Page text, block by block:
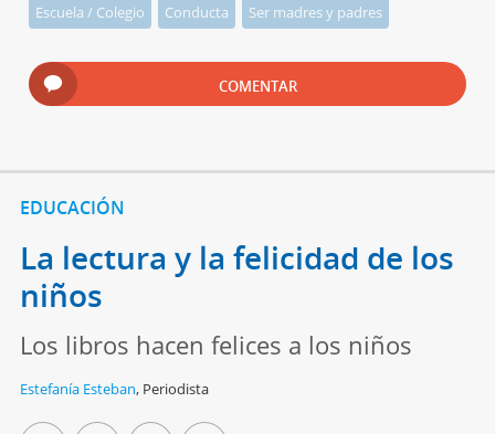
Escuela / Colegio Conducta Ser madres y padres
COMENTAR
EDUCACIÓN
La lectura y la felicidad de los
niños
Los libros hacen felices a los niños
Estefanía Esteban, Periodista